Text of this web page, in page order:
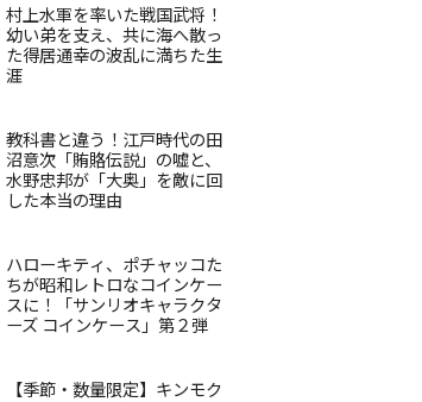
村上水軍を率いた戦国武将！
幼い弟を支え、共に海へ散っ
た得居通幸の波乱に満ちた生
涯
教科書と違う！江戸時代の田
沼意次「賄賂伝説」の嘘と、
水野忠邦が「大奥」を敵に回
した本当の理由
ハローキティ、ポチャッコた
ちが昭和レトロなコインケー
スに！「サンリオキャラクタ
ーズ コインケース」第２弾
【季節・数量限定】キンモク